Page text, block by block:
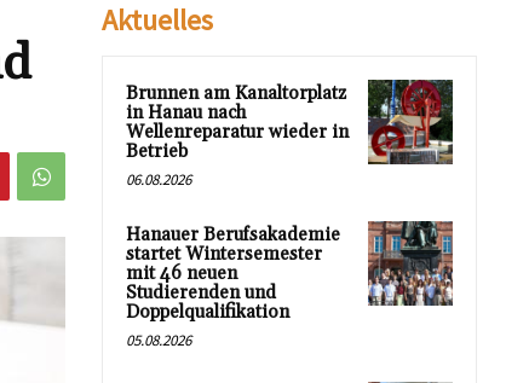
Aktuelles
Brunnen am Kanaltorplatz
in Hanau nach
Wellenreparatur wieder in
Betrieb
06.08.2026
Hanauer Berufsakademie
startet Wintersemester
mit 46 neuen
Studierenden und
Doppelqualifikation
05.08.2026